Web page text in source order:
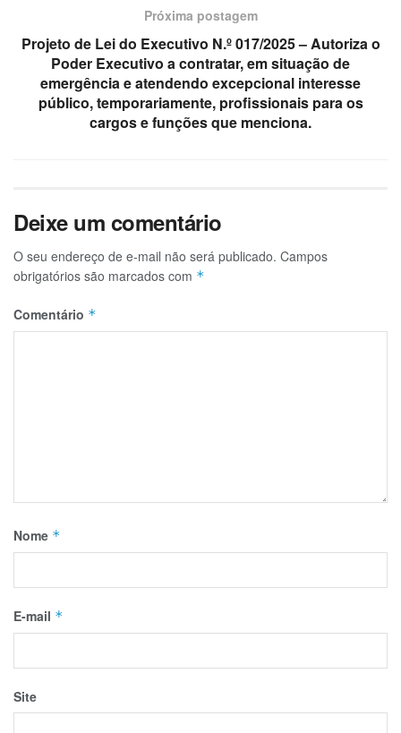
Próxima postagem
Projeto de Lei do Executivo N.º 017/2025 – Autoriza o
Poder Executivo a contratar, em situação de
emergência e atendendo excepcional interesse
público, temporariamente, profissionais para os
cargos e funções que menciona.
Deixe um comentário
O seu endereço de e-mail não será publicado. Campos
obrigatórios são marcados com *
Comentário *
Nome *
E-mail *
Site